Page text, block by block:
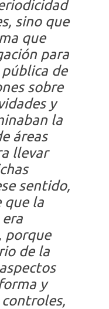
sino que
que
para
de
sobre
y
la
áreas
llevar
sentido,
que la
porque
de la
y